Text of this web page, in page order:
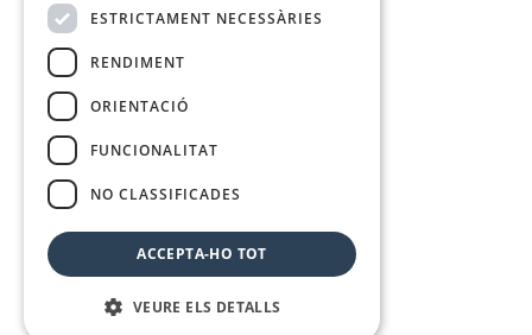
ESTRICTAMENT NECESSÀRIES
RENDIMENT
ORIENTACIÓ
FUNCIONALITAT
NO CLASSIFICADES
ACCEPTA-HO TOT
VEURE ELS DETALLS